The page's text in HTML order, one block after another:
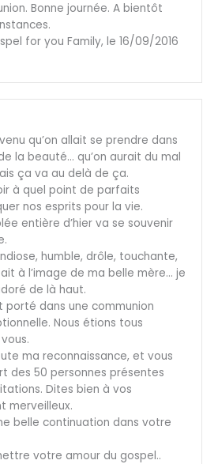
Bonne journée. A bientôt
for you Family, le 16/09/2016
qu’on allait se prendre dans
la beauté… qu’on aurait du mal
ça va au delà de ça.
à quel point de parfaits
nos esprits pour la vie.
entière d’hier va se souvenir
humble, drôle, touchante,
à l’image de ma belle mère… je
de là haut.
porté dans une communion
Nous étions tous
ma reconnaissance, et vous
des 50 personnes présentes
Dites bien à vos
merveilleux.
belle continuation dans votre
votre amour du gospel..